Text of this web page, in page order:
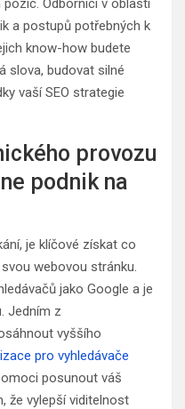
Odborníci v oblasti
a postupů potřebných k
know-how budete
slova, budovat silné
vaší SEO strategie
provozu
podnik na
je klíčové získat co
webovou stránku.
jako Google a je
Jedním z
vyššího
pro vyhledávače
posunout váš
že vylepší viditelnost